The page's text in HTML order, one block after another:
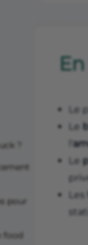
?
pour
food
Le
Le
Le
Les